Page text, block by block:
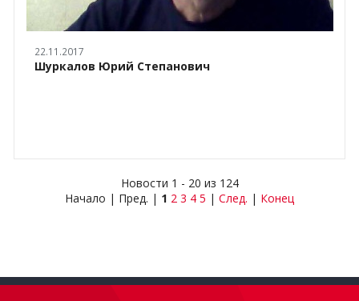
22.11.2017
Шуркалов Юрий Степанович
Новости 1 - 20 из 124
Начало | Пред. | 1 2 3 4 5 | След. | Конец